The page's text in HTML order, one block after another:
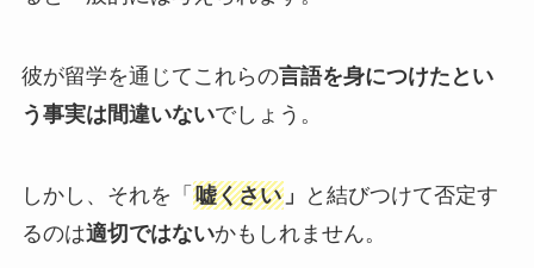
彼が留学を通じてこれらの言語を身につけたとい
う事実は間違いないでしょう。
しかし、それを「 嘘くさい」
と結びつけて否定す
るのは適切ではないかもしれません。